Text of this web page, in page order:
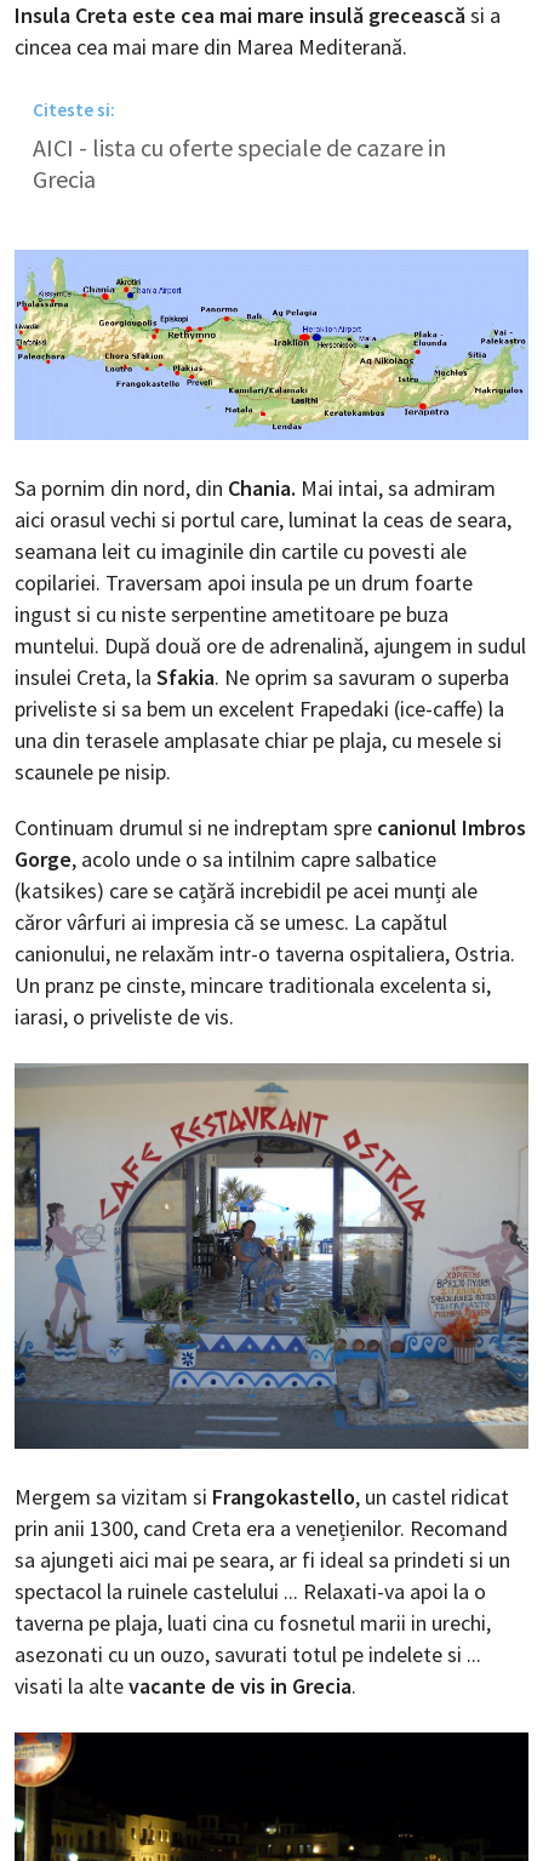
Insula Creta este cea mai mare insulă greceascăsi a
cincea cea mai mare din Marea Mediterană.
Citeste si:
AICI - lista cu oferte speciale de cazare in
Grecia
Sa pornim din nord, din Chania. Mai intai, sa admiram
aici orasul vechi si portul care, luminat la ceas de seara,
seamana leit cu imaginile din cartile cu povesti ale
copilariei. Traversam apoi insula pe un drum foarte
ingust si cu niste serpentine ametitoare pe buza
muntelui. După două ore de adrenalină, ajungem in sudul
insulei Creta, la Sfakia. Ne oprim sa savuram o superba
priveliste si sa bem un excelent Frapedaki (ice-caffe) la
una din terasele amplasate chiar pe plaja, cu mesele si
scaunele pe nisip.
Continuam drumul si ne indreptam spre canionul Imbros
Gorge, acolo unde o sa intilnim capre salbatice
(katsikes) care se cațără increbidil pe acei munți ale
căror vârfuri ai impresia că se umesc. La capătul
canionului, ne relaxăm intr-o taverna ospitaliera, Ostria.
Un pranz pe cinste, mincare traditionala excelenta si,
iarasi, o priveliste de vis.
Mergem sa vizitam si Frangokastello, un castel ridicat
prin anii 1300, cand Creta era a venețienilor. Recomand
sa ajungeti aici mai pe seara, ar fi ideal sa prindeti si un
spectacol la ruinele castelului ... Relaxati-va apoi la o
taverna pe plaja, luati cina cu fosnetul marii in urechi,
asezonati cu un ouzo, savurati totul pe indelete si ...
visati la altevacante de vis in Grecia.